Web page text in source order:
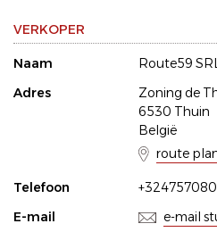
VERKOPER
Naam
Route59
Adres
Zoning de
6530 Thuin
België
route
Telefoon
E-mail
e-mail